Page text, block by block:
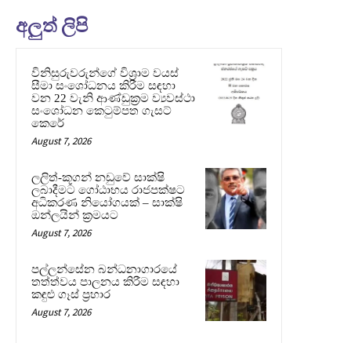
අලුත් ලිපි
විනිසුරුවරුන්ගේ විශ්‍රාම වයස්
සීමා සංශෝධනය කිරීම සඳහා
වන 22 වැනි ආණ්ඩුක්‍රම ව්‍යවස්ථා
සංශෝධන කෙටුම්පත ගැසට්
කෙරේ
August 7, 2026
ලලිත්-කූගන් නඩුවේ සාක්ෂි
ලබාදීමට ගෝඨාභය රාජපක්ෂට
අධිකරණ නියෝගයක් – සාක්ෂි
ඔන්ලයින් ක්‍රමයට
August 7, 2026
පල්ලන්සේන බන්ධනාගාරයේ
තත්ත්වය පාලනය කිරීම සඳහා
කඳුළු ගෑස් ප්‍රහාර
August 7, 2026